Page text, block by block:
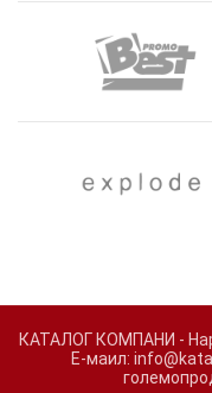
КАТАЛОГ КОМПАНИ -
Е-маил: